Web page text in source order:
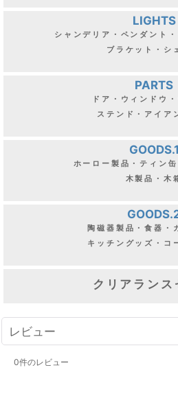
LIGHTS
シャンデリア・ペンダント
ブラケット・シ
PARTS
ドア・ウィンドウ
ステンド・アイア
GOODS.1
ホーロー製品・ティン
木製品・木
陶磁器製品・食器・
キッチングッズ・コ
クリアランス
レビュー
0件のレビュー